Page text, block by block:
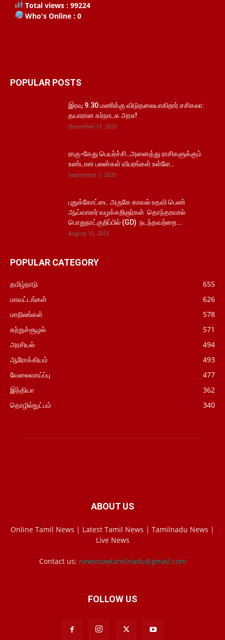
Total views : 99224
Who's Online : 0
POPULAR POSTS
இரவு 9.30 மணிக்கு விடுதலையாகிறார் சசிகலா:
தயாரான கர்நாடக அரசு!
December 17, 2020
ராகு-கேது பெயர்ச்சி..அனைத்து ராசிகளுக்கும்
உண்டான பலன்கள் விபரங்கள் உள்ளே..
September 1, 2020
புதுக்கோட்டை அருகே காவல் உதவி பெண்
ஆய்வாளர் வழக்கறிஞர்கள் தொந்தரவால்
பொதுநாட்குறிப்பில் (GD) நடந்தவற்றை...
August 10, 2023
POPULAR CATEGORY
தமிழ்நாடு
655
மாவட்டங்கள்
626
மாநிலங்கள்
578
சுற்றுச்சூழல்
571
அரசியல்
494
ஆரோக்கியம்
493
வேலைவாய்ப்பு
477
இந்தியா
362
தொழில்நுட்பம்
340
ABOUT US
Online Tamil News | Latest Tamil News | Tamilnadu News |
Live News
Contact us: newsnowtamilnadu@gmail.com
FOLLOW US